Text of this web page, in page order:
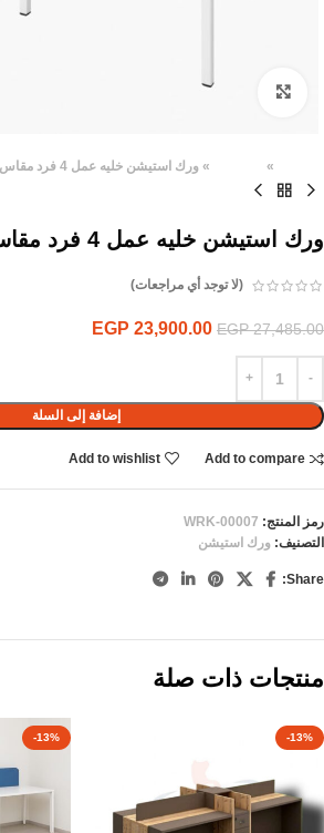
»
» ورك استيشن خليه عمل 4 فرد مقاس الفرد60*120سم
ورك استيشن خليه عمل 4 فرد مقاس الفرد60*120سم
(لا توجد أي مراجعات)
EGP27,485.00
EGP 23,900.00
إضافة إلى السلة
Add to compare
Add to wishlist
رمز المنتج: WRK-00007
التصنيف: ورك استيشن
Share:
منتجات ذات صلة
-13%
-13%